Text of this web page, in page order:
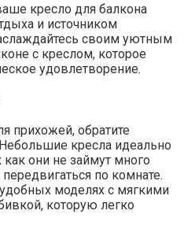
кресло для балкона
и источником
своим уютным
с креслом, которое
удовлетворение.
прихожей, обратите
кресла идеально
как они не займут много
по комнате.
моделях с мягкими
которую легко